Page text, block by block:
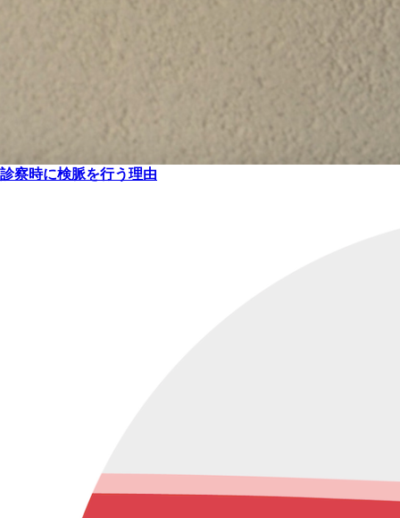
診察時に検脈を行う理由